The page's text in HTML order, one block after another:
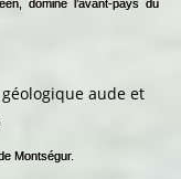
domine l’avant-pays du
Montségur.